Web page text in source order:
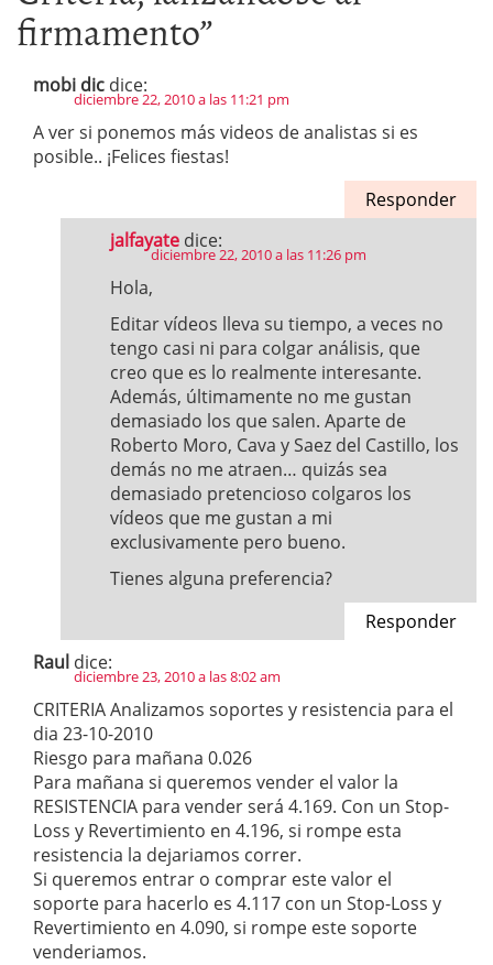
firmamento”
mobi dic dice:
diciembre 22, 2010 a las 11:21 pm
A ver si ponemos más videos de analistas si es
posible.. ¡Felices fiestas!
Responder
jalfayate dice:
diciembre 22, 2010 a las 11:26 pm
Hola,
Editar vídeos lleva su tiempo, a veces no
tengo casi ni para colgar análisis, que
creo que es lo realmente interesante.
Además, últimamente no me gustan
demasiado los que salen. Aparte de
Roberto Moro, Cava y Saez del Castillo, los
demás no me atraen… quizás sea
demasiado pretencioso colgaros los
vídeos que me gustan a mi
exclusivamente pero bueno.
Tienes alguna preferencia?
Responder
Raul dice:
diciembre 23, 2010 a las 8:02 am
CRITERIA Analizamos soportes y resistencia para el
dia 23-10-2010
Riesgo para mañana 0.026
Para mañana si queremos vender el valor la
RESISTENCIA para vender será 4.169. Con un Stop-
Loss y Revertimiento en 4.196, si rompe esta
resistencia la dejariamos correr.
Si queremos entrar o comprar este valor el
soporte para hacerlo es 4.117 con un Stop-Loss y
Revertimiento en 4.090, si rompe este soporte
venderiamos.